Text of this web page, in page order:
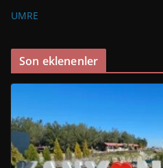
UMRE
Son eklenenler